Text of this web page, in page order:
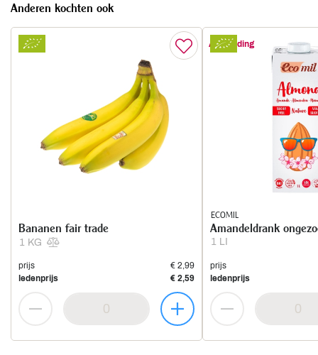
Anderen kochten ook
1 KG
Bananen fair trade
prijs
€ 2,99
ledenprijs
€ 2,59
Aanbieding
ECOMIL
1 LI
Amandeldrank
prijs
ledenprijs